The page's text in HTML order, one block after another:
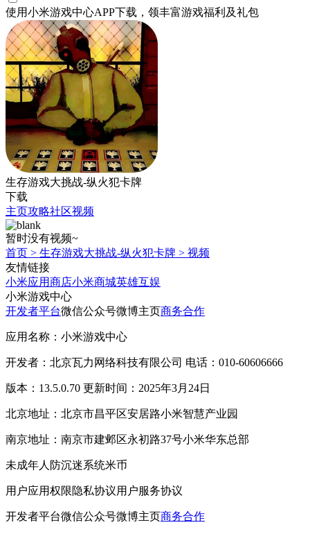
使用小米游戏中心APP下载 ，领丰富游戏福利 及礼包
生存游戏大挑战-纵火犯卡牌
下载
主页攻略社区视频
暂时没有视频~
首页 > 生存游戏大挑战-纵火犯卡牌 > 视频
友情链接
小米应用商店小米商城英雄互娱
小米游戏中心
开发者平台微信公众号微博主页商务合作
应用名称：小米游戏中心
开发者：北京瓦力网络科技有限公司 电话：010-60606666
版本：13.5.0.70 更新时间：2025年3月24日
北京地址：北京市昌平区安居路小米智慧产业园
南京地址：南京市建邺区永初路37号小米华东总部
未成年人防沉迷系统米币
用户应用权限隐私协议用户服务协议
开发者平台微信公众号微博主页商务合作